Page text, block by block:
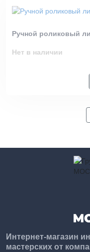
Ручной роликовый
Нет в наличии
Интернет-магазин
мастерских от